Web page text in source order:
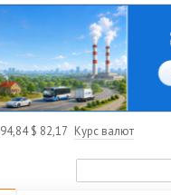
94,84$ 82,17 Курс валют